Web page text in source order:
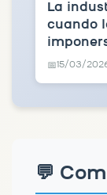
La
cuando
📅15/03/
💬